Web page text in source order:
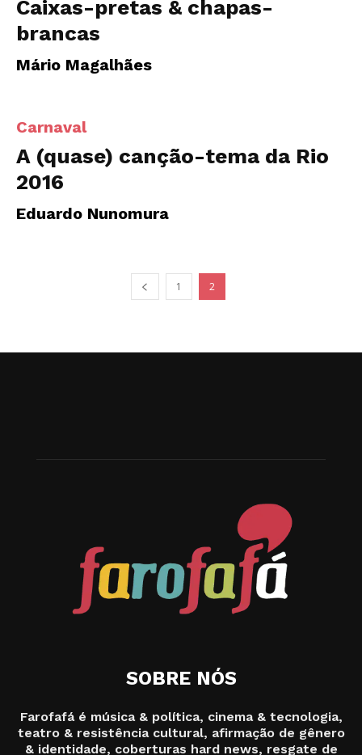
Caixas-pretas & chapas-
brancas
Mário Magalhães
Carnaval
A (quase) canção-tema da Rio
2016
Eduardo Nunomura
1 2
SOBRE NÓS
Farofafá é música & política, cinema & tecnologia,
teatro & resistência cultural, afirmação de gênero
& identidade, coberturas hard news, resgate de